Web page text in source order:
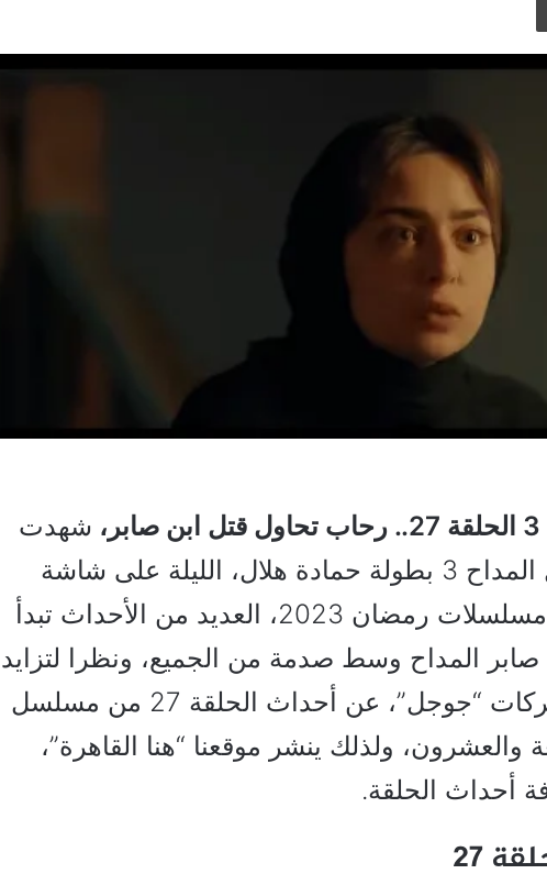
شهدت
الحلقة 27 من مسلسل المداح 3 بطولة حمادة هلال، الليلة على شاشة
قناة mbc مصر، ضمن مسلسلات رمضان 2023، العديد من الأحداث تبدأ
المداح وسط صدمة من الجميع، ونظرا لتزايد
معدلات البحث عبر محركات “جوجل”، عن أحداث الحلقة 27 من مسلسل
السابعة والعشرون، ولذلك ينشر موقعنا “هنا القاهرة”،
أحداث الحلقة.